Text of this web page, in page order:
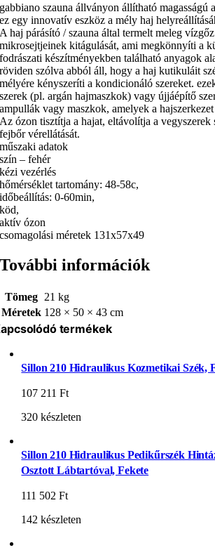
gabbiano szauna állványon állítható magasságú
ez egy innovatív eszköz a mély haj
A haj párásító / szauna által termelt meleg
mikrosejtjeinek kitágulását, ami megkönnyíti a
fodrászati készítményekben található anyagok
röviden szólva abból áll, hogy a haj kutikuláit
mélyére kényszeríti a kondicionáló szereket.
szerek (pl. argán hajmaszkok) vagy újjáépítő
ampullák vagy maszkok, amelyek a
Az ózon tisztítja a hajat, eltávolítja a vegyszerek
fejbőr vérellátását.
műszaki adatok
szín – fehér
kézi vezérlés
hőmérséklet tartomány: 48-58c,
időbeállítás: 0-60min,
köd,
aktív ózon
csomagolási méretek 131x57x49
További információk
Tömeg 21 kg
Méretek 128 × 50 × 43 cm
termékek
Sillon 210 Hidraulikus Kozmetikai Szék,
107 211Ft
320 készleten
Sillon 210 Hidraulikus Pedikűrszék
Osztott Lábtartóval, Fekete
111 502Ft
142 készleten